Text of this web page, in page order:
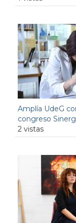
Amplía UdeG
congreso
2 vistas